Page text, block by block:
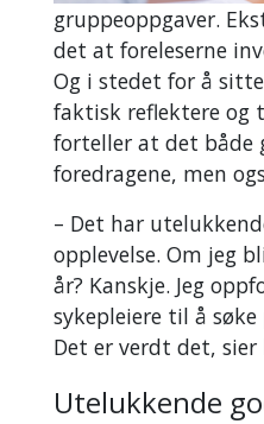
gruppeoppgaver.
det at foreleserne
Og i stedet for å
faktisk reflektere og
forteller at det både
foredragene, men
– Det har
opplevelse. Om jeg
år? Kanskje. Jeg
sykepleiere til å
Det er verdt det, sier
Utelukkende